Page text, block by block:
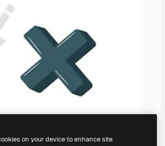
on your device to enhance site